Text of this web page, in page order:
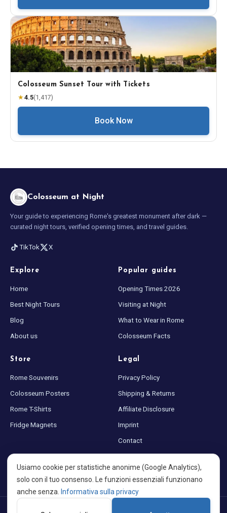
Colosseum Sunset Tour with Tickets
★4.5(1,417)
Book Now
Colosseum at Night
Your guide to experiencing Rome's greatest monument after dark —
curated night tours, verified opening times, and travel guides.
TikTok X
Explore
Home
Best Night Tours
Blog
About us
Popular guides
Opening Times 2026
Visiting at Night
What to Wear in Rome
Colosseum Facts
Store
Rome Souvenirs
Colosseum Posters
Rome T-Shirts
Fridge Magnets
Legal
Privacy Policy
Shipping & Returns
Affiliate Disclosure
Imprint
Contact
Sitemap
Cookie settings
Colosseum at Night · Made with ♥ for Rome · A project by
Usiamo cookie per statistiche anonime (Google Analytics),
solo con il tuo consenso. Le funzioni essenziali funzionano
anche senza.
Informativa sulla privacy